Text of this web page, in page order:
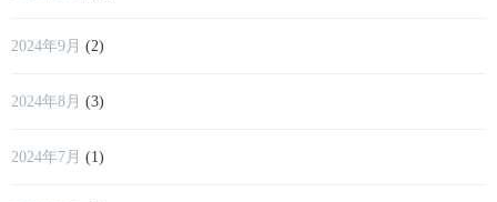
2024年9月 (2)
2024年8月 (3)
2024年7月 (1)